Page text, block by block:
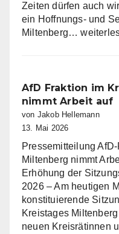
Zeiten dürfen auch
ein Hoffnungs- und
Miltenberg…Die
eine
Christi
AfD Fraktion im
nimmt Arbeit auf
von Jakob Hellemann
13. Mai 2026
Pressemitteilung
Miltenberg nimmt
Erhöhung der
2026 – Am heutigen
konstituierende
Kreistages
neuen Kreisrätinnen